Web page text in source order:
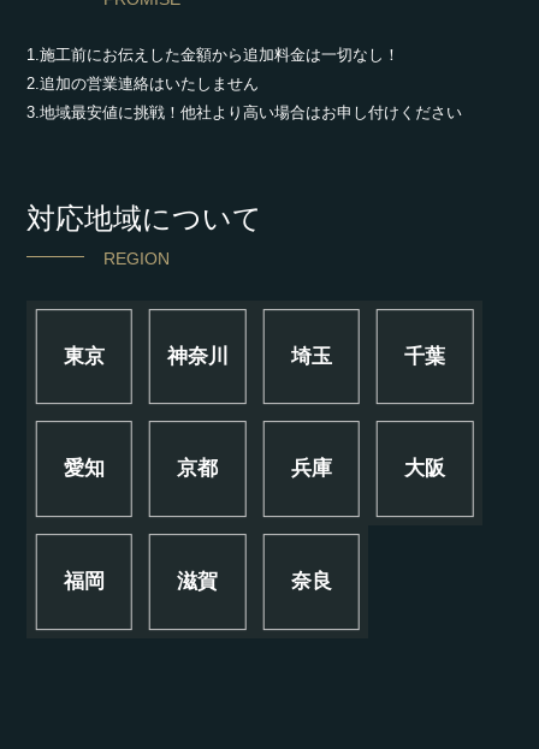
1.施工前にお伝えした金額から追加料金は一切なし！
2.追加の営業連絡はいたしません
3.地域最安値に挑戦！他社より高い場合はお申し付けください
対応地域について
REGION
東京 神奈川 埼玉 千葉
愛知 京都 兵庫 大阪
福岡 滋賀 奈良